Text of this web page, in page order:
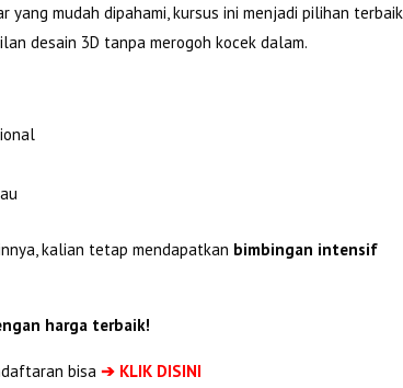
mudah dipahami, kursus ini menjadi pilihan terbaik
desain 3D tanpa merogoh kocek dalam.
kalian tetap mendapatkan bimbingan intensif
harga terbaik!
bisa ➔ KLIK DISINI